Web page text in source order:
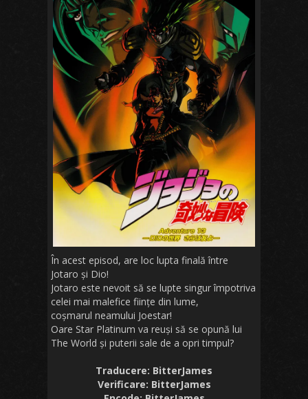
În acest episod, are loc lupta finală între
Jotaro și Dio!
Jotaro este nevoit să se lupte singur împotriva
celei mai malefice ființe din lume,
coșmarul neamului Joestar!
Oare Star Platinum va reuși să se opună lui
The World și puterii sale de a opri timpul?
Traducere: BitterJames
Verificare: BitterJames